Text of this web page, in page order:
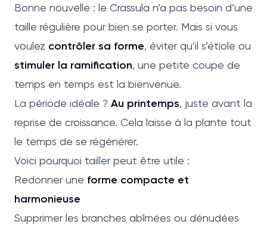
Bonne nouvelle : le Crassula n’a pas besoin d’une
taille régulière pour bien se porter. Mais si vous
voulez contrôler sa forme, éviter qu’il s’étiole ou
stimuler la ramification, une petite coupe de
temps en temps est la bienvenue.
La période idéale ? Au printemps, juste avant la
reprise de croissance. Cela laisse à la plante tout
le temps de se régénérer.
Voici pourquoi tailler peut être utile :
Redonner une forme compacte et
harmonieuse
Supprimer les branches abîmées ou dénudées